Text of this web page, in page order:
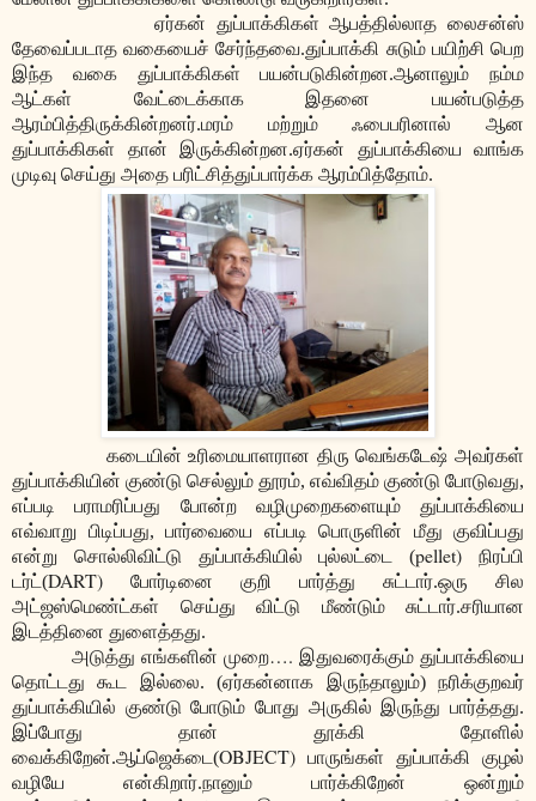
ஏர்கன் துப்பாக்கிகள் ஆபத்தில்லாத லைசன்ஸ்
தேவைப்படாத வகையைச் சேர்ந்தவை.துப்பாக்கி சுடும் பயிற்சி பெற
இந்த வகை துப்பாக்கிகள் பயன்படுகின்றன.ஆனாலும் நம்ம
ஆட்கள் வேட்டைக்காக இதனை பயன்படுத்த
ஆரம்பித்திருக்கின்றனர்.மரம் மற்றும் ஃபைபரினால் ஆன
துப்பாக்கிகள் தான் இருக்கின்றன.ஏர்கன் துப்பாக்கியை வாங்க
முடிவு செய்து அதை பரிட்சித்துப்பார்க்க ஆரம்பித்தோம்.
கடையின் உரிமையாளரான திரு வெங்கடேஷ் அவர்கள்
துப்பாக்கியின் குண்டு செல்லும் தூரம், எவ்விதம் குண்டு போடுவது,
எப்படி பராமரிப்பது போன்ற வழிமுறைகளையும் துப்பாக்கியை
எவ்வாறு பிடிப்பது, பார்வையை எப்படி பொருளின் மீது குவிப்பது
என்று சொல்லிவிட்டு துப்பாக்கியில் புல்லட்டை (pellet)நிரப்பி
டர்ட்(DART) போர்டினை குறி பார்த்து சுட்டார்.ஒரு சில
அட்ஜஸ்மெண்ட்கள் செய்து விட்டு மீண்டும் சுட்டார்.சரியான
இடத்தினை துளைத்தது.
அடுத்து எங்களின் முறை…. இதுவரைக்கும் துப்பாக்கியை
தொட்டது கூட இல்லை. (ஏர்கன்னாக இருந்தாலும்) நரிக்குறவர்
துப்பாக்கியில் குண்டு போடும் போது அருகில் இருந்து பார்த்தது.
இப்போது தான் தூக்கி தோளில்
வைக்கிறேன்.ஆப்ஜெக்டை(OBJECT) பாருங்கள் துப்பாக்கி குழல்
வழியே என்கிறார்.நானும் பார்க்கிறேன் ஒன்றும்